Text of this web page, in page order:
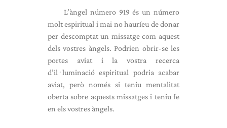
L’àngel número 919 és un número
molt espiritual i mai no hauríeu de donar
per descomptat un missatge com aquest
dels vostres àngels. Podrien obrir-se les
portes aviat i la vostra recerca
d’il·luminació espiritual podria acabar
aviat, però només si teniu mentalitat
oberta sobre aquests missatges i teniu fe
en els vostres àngels.